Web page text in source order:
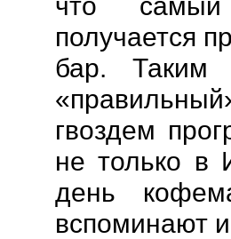
получается
бар. Таким
гвоздем
не только в
день
вспоминают